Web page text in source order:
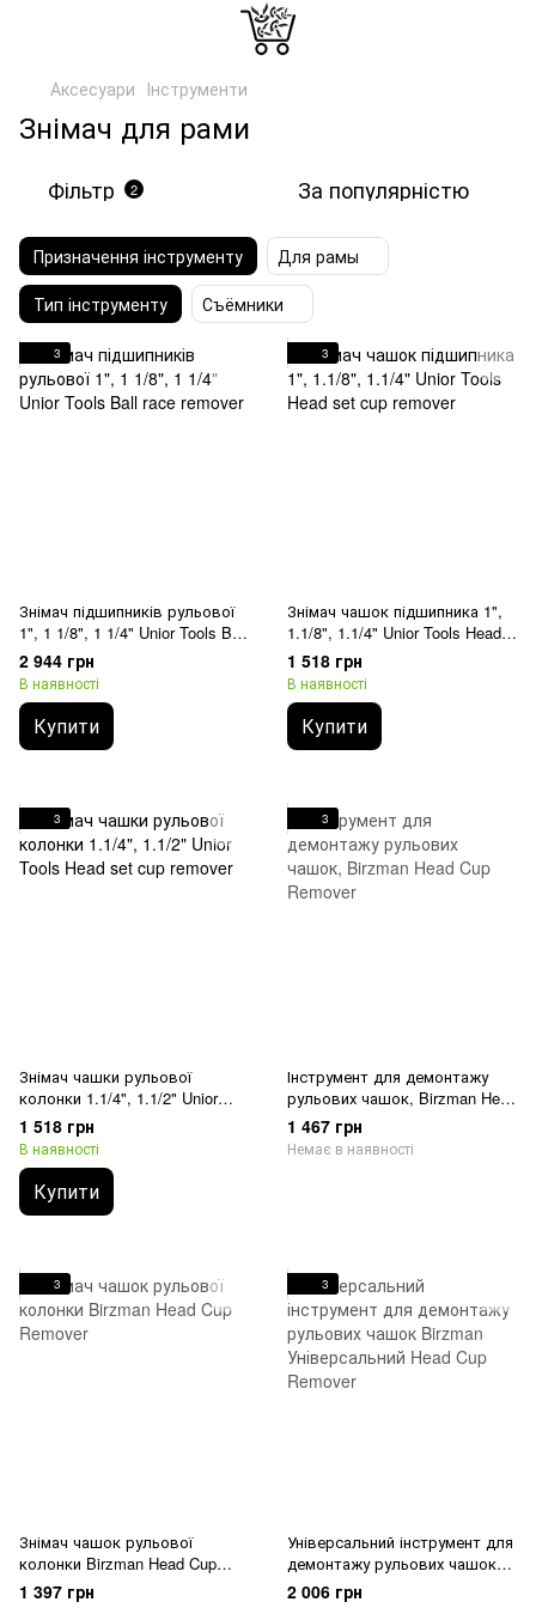
Аксесуари Інструменти
Знімач для рами
Фільтр 2 За популярністю
Призначення інструменту
Для рамы
Тип інструменту
Съёмники
3
Знімач підшипників рульової
1", 1 1/8", 1 1/4" Unior Tools Ball
race remover
2 944 грн
В наявності
Купити
3
Знімач чашок підшипника 1",
1.1/8", 1.1/4" Unior Tools Head
set cup remover
1 518 грн
В наявності
Купити
3
Знімач чашки рульової
колонки 1.1/4", 1.1/2" Unior
Tools Head set cup remover
1 518 грн
В наявності
Купити
3
Інструмент для демонтажу
рульових чашок, Birzman Head
Cup Remover
1 467 грн
Немає в наявності
3
Знімач чашок рульової
колонки Birzman Head Cup
Remover
1 397 грн
3
Універсальний інструмент для
демонтажу рульових чашок
Birzman Універсальний Head
2 006 грн